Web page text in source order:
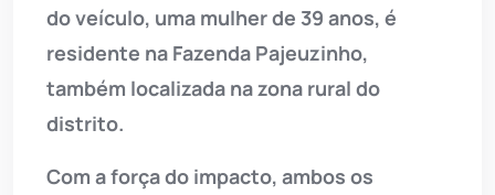
do veículo, uma mulher de 39 anos, é
residente na Fazenda Pajeuzinho,
também localizada na zona rural do
distrito.
Com a força do impacto, ambos os